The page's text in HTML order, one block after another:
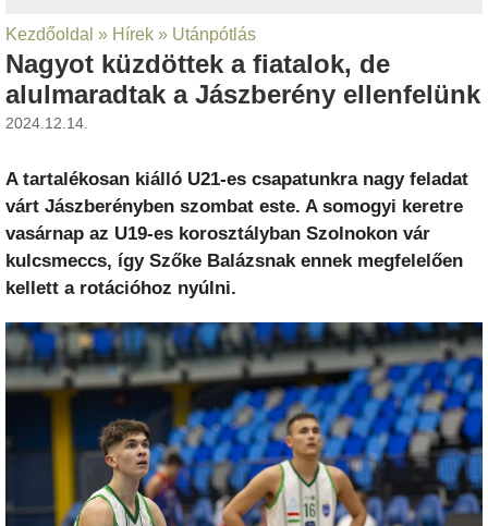
Kezdőoldal » Hírek » Utánpótlás
Nagyot küzdöttek a fiatalok, de
alulmaradtak a Jászberény ellenfelünk
2024.12.14.
A tartalékosan kiálló U21-es csapatunkra nagy feladat
várt Jászberényben szombat este. A somogyi keretre
vasárnap az U19-es korosztályban Szolnokon vár
kulcsmeccs, így Szőke Balázsnak ennek megfelelően
kellett a rotációhoz nyúlni.